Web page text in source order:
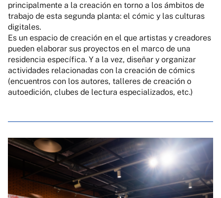
principalmente a la creación en torno a los ámbitos de
trabajo de esta segunda planta: el cómic y las culturas
digitales.
Es un espacio de creación en el que artistas y creadores
pueden elaborar sus proyectos en el marco de una
residencia específica. Y a la vez, diseñar y organizar
actividades relacionadas con la creación de cómics
(encuentros con los autores, talleres de creación o
autoedición, clubes de lectura especializados, etc.)